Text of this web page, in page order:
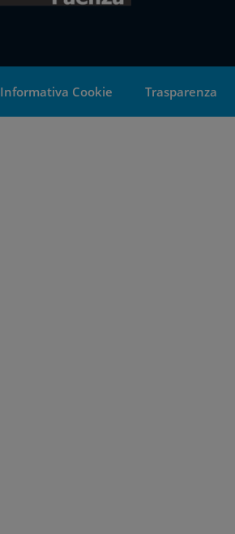
Informativa Cookie Trasparenza